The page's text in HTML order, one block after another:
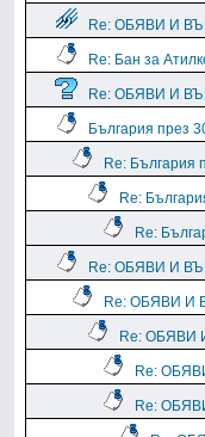
Re: ОБЯВИ И
Re: Бан за
Re: ОБЯВИ И
България през
Re: България
Re:
Re:
Re: ОБЯВИ И
Re: ОБЯВИ И
Re: ОБЯВИ
Re:
Re: